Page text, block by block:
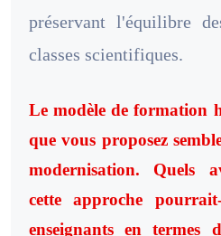
préservant l'équilibre
classes scientifiques.
Le modèle de formation
que vous proposez
modernisation. Quels
cette approche
enseignants en termes